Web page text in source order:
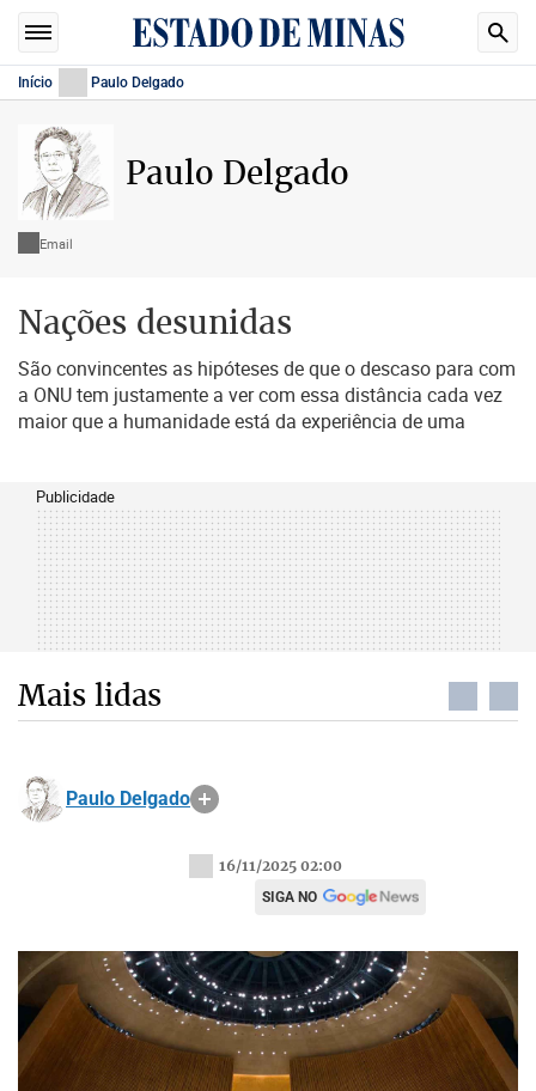
Início Paulo Delgado
Paulo Delgado
Email
Nações desunidas
São convincentes as hipóteses de que o descaso para com
a ONU tem justamente a ver com essa distância cada vez
maior que a humanidade está da experiência de uma
Publicidade
Mais lidas
Paulo Delgado
16/11/2025 02:00
SIGA NO